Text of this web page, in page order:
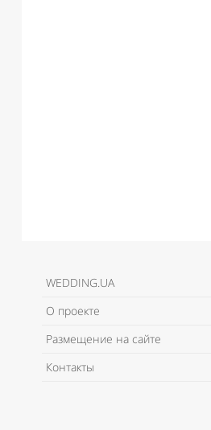
WEDDING.UA
О проекте
Размещение на сайте
Контакты